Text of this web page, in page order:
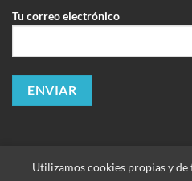
Tu correo electrónico
Utilizamos cookies propias y